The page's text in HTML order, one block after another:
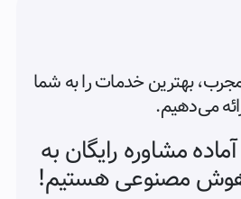
بهترین خدمات را به شما
می‌دهیم.
مشاوره رایگان به
هوش مصنوعی هستیم!